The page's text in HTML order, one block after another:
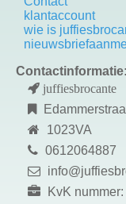
k lantaccount
wie is
Contactinformatie:
juffiesbrocante
1023VA
0612064887
KvK